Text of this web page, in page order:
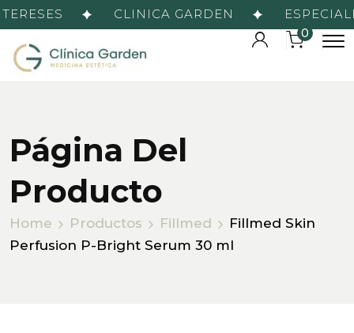
CLINICA GARDEN
0
Página Del
Producto
Home Productos Fillmed
Fillmed Skin
Perfusion P-Bright Serum 30 ml